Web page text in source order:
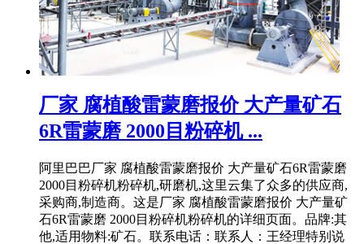
厂家 腐植酸雷蒙磨报价 大产量矿石
6R雷蒙磨 2000目粉碎机 ...
阿里巴巴厂家 腐植酸雷蒙磨报价 大产量矿石6R雷蒙磨
2000目粉碎机粉碎机,研磨机,这里云集了众多的供应商,
采购商,制造商。这是厂家 腐植酸雷蒙磨报价 大产量矿
石6R雷蒙磨 2000目粉碎机粉碎机的详细页面。品牌:其
他,适用物料:矿石。联系电话：联系人：王经理特别说